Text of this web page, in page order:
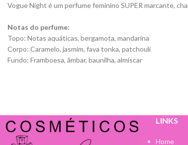
Vogue Night é um perfume feminino SUPER marcante,
Notas do perfume:
Topo: Notas aquáticas, bergamota, mandarina
Corpo: Caramelo, jasmim, fava tonka, patchouli
Fundo: Framboesa, âmbar, baunilha, almíscar
LINKS
Home